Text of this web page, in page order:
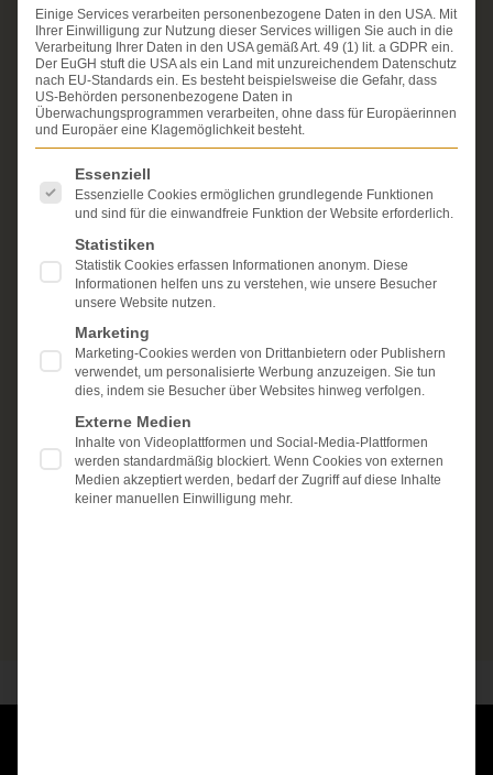
ausschließlich Geschädigte bei schweren
Personenschäden. Wir verfügen über ausgewiesene
Erfahrung im Arzthaftungsrecht, bei Unfallfolgen und
bei der Durchsetzung von Schmerzensgeld- und
Schadensersatzansprüchen.Ihr Recht steht für uns
im Mittelpunkt.
Mehr erfahren:
Unsere Kanzlei
Kostenlose Erstberatung
Einige Services verarbeiten personenbezogene Daten in den USA. Mit
Ihrer Einwilligung zur Nutzung dieser Services willigen Sie auch in die
Verarbeitung Ihrer Daten in den USA gemäß Art. 49 (1) lit. a GDPR ein.
Der EuGH stuft die USA als ein Land mit unzureichendem Datenschutz
nach EU-Standards ein. Es besteht beispielsweise die Gefahr, dass
US-Behörden personenbezogene Daten in
Überwachungsprogrammen verarbeiten, ohne dass für Europäerinnen
und Europäer eine Klagemöglichkeit besteht.
Es folgt eine Liste der Service-Gruppen, für die eine
Essenziell
Essenzielle Cookies ermöglichen grundlegende Funktionen
und sind für die einwandfreie Funktion der Website erforderlich.
Statistiken
Statistik Cookies erfassen Informationen anonym. Diese
Informationen helfen uns zu verstehen, wie unsere Besucher
unsere Website nutzen.
Marketing
Marketing-Cookies werden von Drittanbietern oder Publishern
verwendet, um personalisierte Werbung anzuzeigen. Sie tun
dies, indem sie Besucher über Websites hinweg verfolgen.
Externe Medien
Inhalte von Videoplattformen und Social-Media-Plattformen
werden standardmäßig blockiert. Wenn Cookies von externen
Medien akzeptiert werden, bedarf der Zugriff auf diese Inhalte
keiner manuellen Einwilligung mehr.